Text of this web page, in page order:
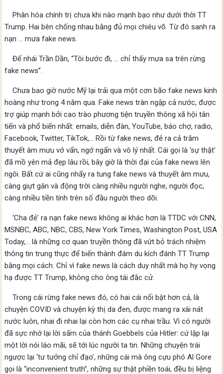
Phân hóa chính trị chưa khi nào mạnh bạo như dưới thời TT
Trump. Hai bên chống nhau bằng đủ mọi chiêu võ. Từ đó sanh ra
nạn … mưa fake news.
Để nhái Trần Dần, “Tôi bước đi, … chỉ thấy mưa sa trên rừng
fake news”.
Chưa bao giờ nước Mỹ lại trải qua một cơn bão fake news kinh
hoàng như trong 4 năm qua. Fake news tràn ngập cả nước, được
trợ giúp mạnh bởi cao trào phương tiện truyền thông xã hội tân
tiến và phổ biến nhất: emails, diễn đàn, YouTube, báo chợ, radio,
Facebook, Twitter, TikTok,… Rồi từ fake news, đẻ ra cả trăm
thuyết âm mưu vớ vẩn, ngớ ngẩn và vô lý nhất. Cái gọi là ‘sự thật’
đã mồ yên mả đẹp lâu rồi, bây giờ là thời đại của fake news lên
ngôi. Bất cứ ai cũng nhẩy ra tung fake news và thuyết âm mưu,
càng giựt gân và động trời càng nhiều người nghe, người đọc,
càng nhiều tiền tính trên số đầu người theo dõi.
‘Cha đẻ’ ra nạn fake news không ai khác hơn là TTDC với CNN,
MSNBC, ABC, NBC, CBS, New York Times, Washington Post, USA
Today,… là những cơ quan truyền thông đã vứt bỏ trách nhiệm
thông tin trung thực để biến thành đám du kích đánh TT Trump
bằng mọi cách. Chỉ vì fake news là cách duy nhất mà họ hy vọng
hạ được TT Trump, không cho ông tái đắc cử.
Trong cái rừng fake news đó, có hai cái nổi bật hơn cả, là
chuyện COVID và chuyện kỳ thị da đen, được mang ra xài nát
nước luôn, nhai đi nhai lại còn hơn các cụ nhai trầu. Vì có người
đã sực nhớ lại lời sấm của thánh Goebbels của Hitler: cứ lập lại
một lời nói láo mãi, sẽ tới lúc người ta tin. Những chuyện trái
ngược lại ‘tư tưởng chỉ đạo’, những cái mà ông cựu phó Al Gore
gọi là “inconvenient truth”, những sự thật phiền toái, đều bị liệng